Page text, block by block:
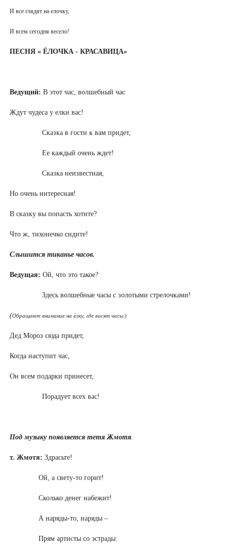
И все глядят на елочку,
И всем сегодня весело!
ПЕСНЯ « ЁЛОЧКА - КРАСАВИЦА»
Ведущий: В этот час, волшебный час
Ждут чудеса у елки вас!
Сказка в гости к вам придет,
Ее каждый очень ждет!
Сказка неизвестная,
Но очень интересная!
В сказку вы попасть хотите?
Что ж, тихонечко сидите!
Cлышится тиканье часов.
Ведущая: Ой, что это такое?
Здесь волшебные часы с золотыми стрелочками!
(Обращают внимание на ёлку, где висят часы.)
Дед Мороз сюда придет,
Когда наступит час,
Он всем подарки принесет,
Порадует всех вас!
Под музыку появляется тетя Жмотя.
т. Жмотя: Здрасьте!
Ой, а свету-то горит!
Сколько денег набежит!
А наряды-то, наряды –
Прям артисты со эстрады: